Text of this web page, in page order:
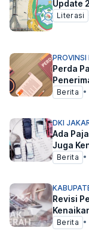
Update
Literasi
Perda
Berita •
DKI
Ada
Juga
Berita •
Revisi
Berita •